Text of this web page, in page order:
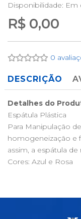
Disponibilidade: Em
R$ 0,00
0
DESCRIÇÃO
Detalhes do
Espátula Plástica
Para Manipulação
homogeneização e
assim, a espátula de
Cores: Azul e Rosa